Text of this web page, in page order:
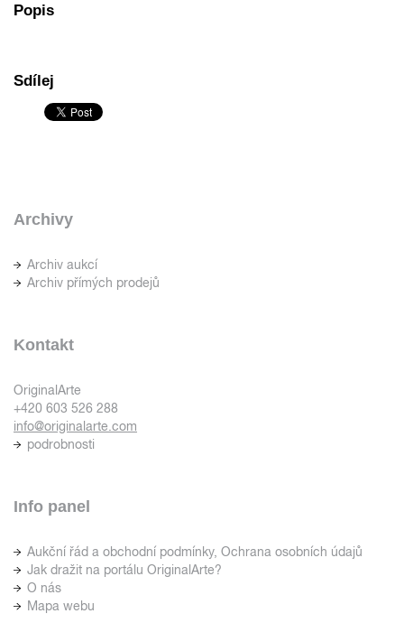
Popis
Sdílej
Archivy
Archiv aukcí
Archiv přímých prodejů
Kontakt
OriginalArte
+420 603 526 288
info@originalarte.com
podrobnosti
Info panel
Aukční řád a obchodní podmínky, Ochrana osobních údajů
Jak dražit na portálu OriginalArte?
O nás
Mapa webu